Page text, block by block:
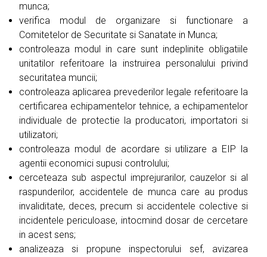
munca;
verifica modul de organizare si functionare a
Comitetelor de Securitate si Sanatate in Munca;
controleaza modul in care sunt indeplinite obligatiile
unitatilor referitoare la instruirea personalului privind
securitatea muncii;
controleaza aplicarea prevederilor legale referitoare la
certificarea echipamentelor tehnice, a echipamentelor
individuale de protectie la producatori, importatori si
utilizatori;
controleaza modul de acordare si utilizare a EIP la
agentii economici supusi controlului;
cerceteaza sub aspectul imprejurarilor, cauzelor si al
raspunderilor, accidentele de munca care au produs
invaliditate, deces, precum si accidentele colective si
incidentele periculoase, intocmind dosar de cercetare
in acest sens;
analizeaza si propune inspectorului sef, avizarea